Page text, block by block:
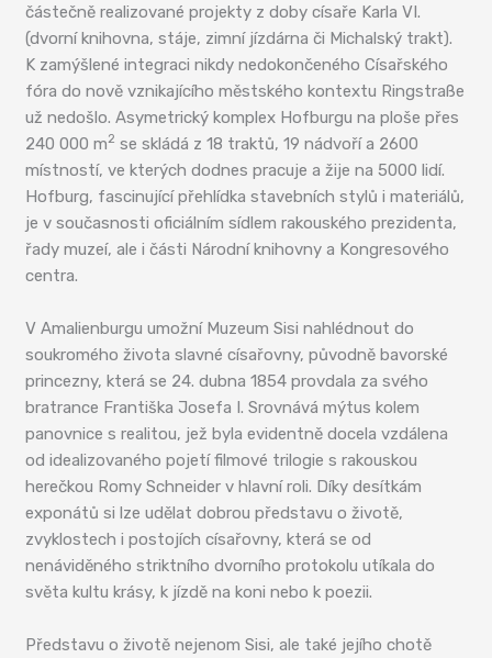
částečně realizované projekty z doby císaře Karla VI.
(dvorní knihovna, stáje, zimní jízdárna či Michalský trakt).
K zamýšlené integraci nikdy nedokončeného Císařského
fóra do nově vznikajícího městského kontextu Ringstraße
už nedošlo. Asymetrický komplex Hofburgu na ploše přes
240 000 m2 se skládá z 18 traktů, 19 nádvoří a 2600
místností, ve kterých dodnes pracuje a žije na 5000 lidí.
Hofburg, fascinující přehlídka stavebních stylů i materiálů,
je v současnosti oficiálním sídlem rakouského prezidenta,
řady muzeí, ale i části Národní knihovny a Kongresového
centra.
V Amalienburgu umožní Muzeum Sisi nahlédnout do
soukromého života slavné císařovny, původně bavorské
princezny, která se 24. dubna 1854 provdala za svého
bratrance Františka Josefa I. Srovnává mýtus kolem
panovnice s realitou, jež byla evidentně docela vzdálena
od idealizovaného pojetí filmové trilogie s rakouskou
herečkou Romy Schneider v hlavní roli. Díky desítkám
exponátů si lze udělat dobrou představu o životě,
zvyklostech i postojích císařovny, která se od
nenáviděného striktního dvorního protokolu utíkala do
světa kultu krásy, k jízdě na koni nebo k poezii.
Představu o životě nejenom Sisi, ale také jejího chotě